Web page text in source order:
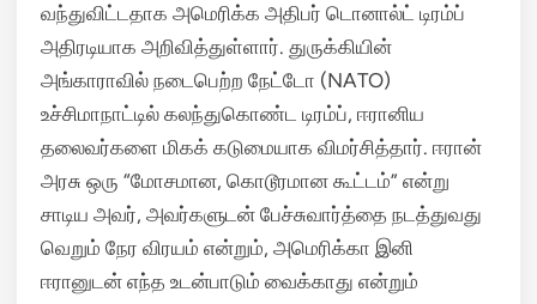
வந்துவிட்டதாக அமெரிக்க அதிபர் டொனால்ட் டிரம்ப்
அதிரடியாக அறிவித்துள்ளார். துருக்கியின்
அங்காராவில் நடைபெற்ற நேட்டோ (NATO)
உச்சிமாநாட்டில் கலந்துகொண்ட டிரம்ப், ஈரானிய
தலைவர்களை மிகக் கடுமையாக விமர்சித்தார். ஈரான்
அரசு ஒரு “மோசமான, கொடூரமான கூட்டம்” என்று
சாடிய அவர், அவர்களுடன் பேச்சுவார்த்தை நடத்துவது
வெறும் நேர விரயம் என்றும், அமெரிக்கா இனி
ஈரானுடன் எந்த உடன்பாடும் வைக்காது என்றும்